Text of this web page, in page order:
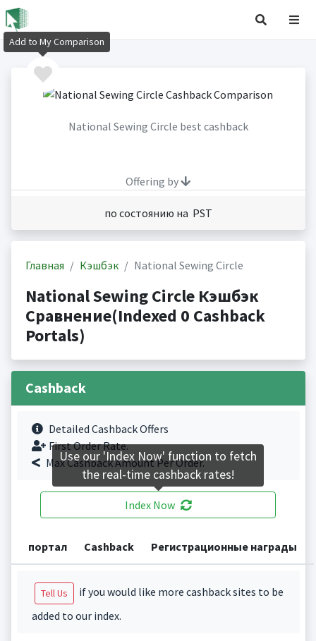
National Sewing Circle best cashback
Offering by
по состоянию на PST
Главная Кэшбэк National Sewing Circle
National Sewing Circle Кэшбэк
Сравнение(Indexed 0 Cashback
Portals)
Cashback
Detailed Cashback Offers
First Order Rate.
Max Cashback Amount Per Order.
Index Now
портал Cashback Регистрационные награды
Tell Us
if you would like more cashback sites to be
added to our index.
Add to My Comparison
Use our 'Index Now' function to fetch
the real-time cashback rates!